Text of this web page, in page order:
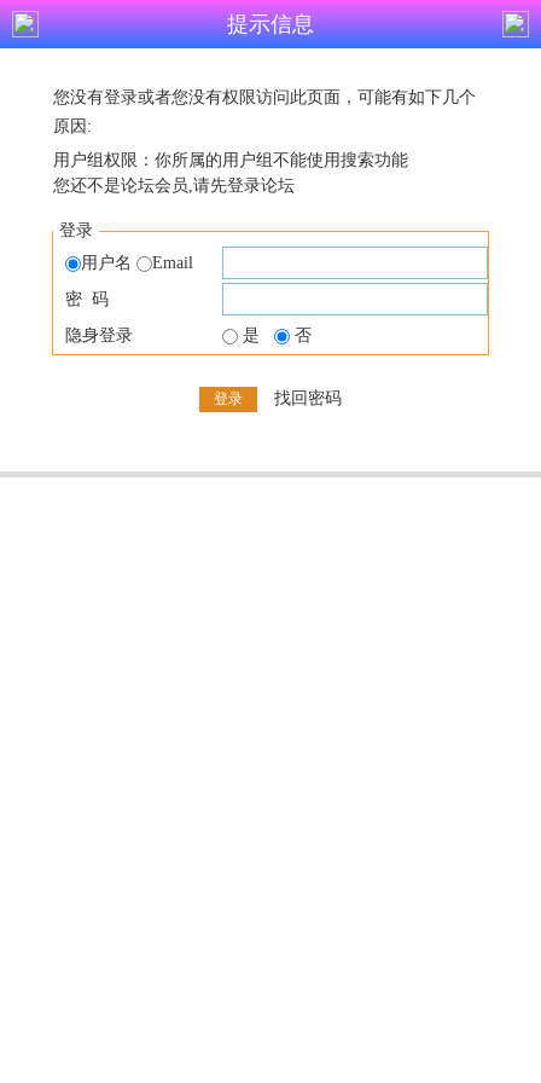
提示信息
您没有登录或者您没有权限访问此页面，可能有如下几个
原因:
用户组权限：你所属的用户组不能使用搜索功能
您还不是论坛会员,请先登录论坛
登录
用户名
Email
密 码
隐身登录
是 否
找回密码